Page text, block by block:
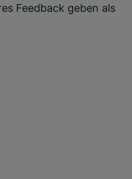
Feedback geben als